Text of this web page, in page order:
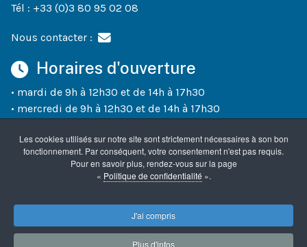
Tél : +33 (0)3 80 95 02 08
Nous contacter :
Horaires d'ouverture
• mardi de 9h à 12h30 et de 14h à 17h30
• mercredi de 9h à 12h30 et de 14h à 17h30
• vendredi de 9h à 12h30 et de 14h à 17h30
• un samedi sur deux (semaines paires) de 10h à 12h
Accueil Mentions légales Confidentialité
Les cookies utilisés sur notre site sont strictement nécessaires à son bon
fonctionnement. Par conséquent, votre consentement n'est pas requis.
Pour en savoir plus, rendez-vous sur la page
« Politique de confidentialité ».
J'ai compris
Plus d'infos